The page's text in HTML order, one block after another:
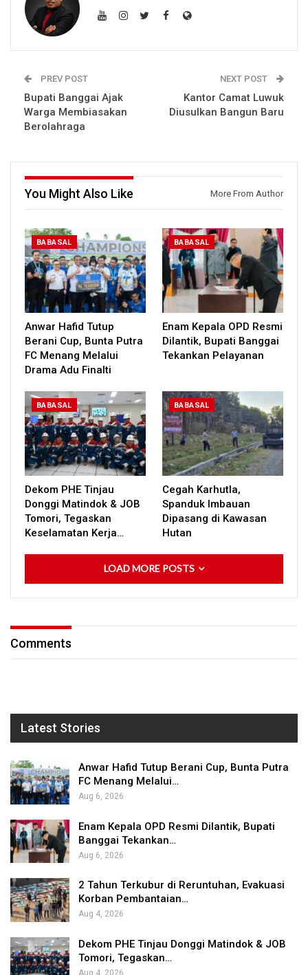
PREV POST
Bupati Banggai Ajak
Warga Membiasakan
Berolahraga
NEXT POST
Kantor Camat Luwuk
Diusulkan Bangun Baru
You Might Also Like More From Author
BABASAL
Anwar Hafid Tutup
Berani Cup, Bunta Putra
FC Menang Melalui
Drama Adu Finalti
BABASAL
Enam Kepala OPD Resmi
Dilantik, Bupati Banggai
Tekankan Pelayanan
BABASAL
Dekom PHE Tinjau
Donggi Matindok & JOB
Tomori, Tegaskan
Keselamatan Kerja…
BABASAL
Cegah Karhutla,
Spanduk Imbauan
Dipasang di Kawasan
Hutan
LOAD MORE POSTS
Comments
Latest Stories
Anwar Hafid Tutup Berani Cup, Bunta Putra
FC Menang Melalui…
Aug 6, 2026
Enam Kepala OPD Resmi Dilantik, Bupati
Banggai Tekankan…
Aug 6, 2026
2 Tahun Terkubur di Reruntuhan, Evakuasi
Korban Pembantaian…
Aug 4, 2026
Dekom PHE Tinjau Donggi Matindok & JOB
Tomori, Tegaskan…
Aug 4, 2026